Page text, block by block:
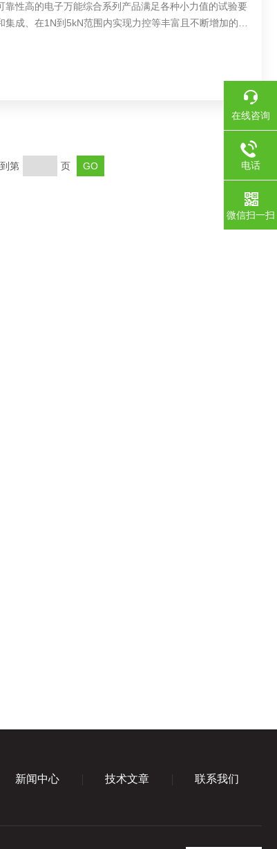
性高的电子万能综合系列产品满足各种小力值的试验要
成、在1N到5kN范围内实现力控等丰富且不断增加的试
第 页
新闻中心 技术文章 联系我们
在线咨询
电话
微信扫一扫